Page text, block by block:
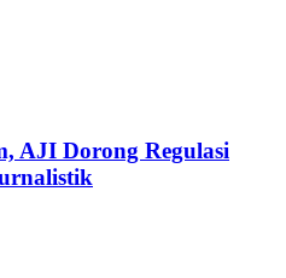
AJI Dorong Regulasi